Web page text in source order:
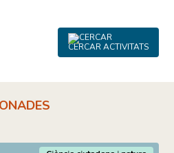
CERCAR ACTIVITATS